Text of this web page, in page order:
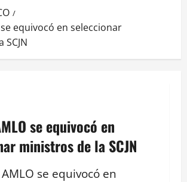
equivocó en seleccionar
se equivocó en
ministros de la SCJN
se equivocó en